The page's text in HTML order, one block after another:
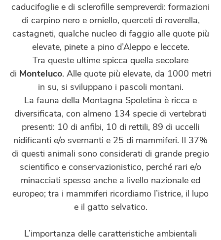
caducifoglie e di sclerofille sempreverdi: formazioni
di carpino nero e orniello, querceti di roverella,
castagneti, qualche nucleo di faggio alle quote più
elevate, pinete a pino d’Aleppo e leccete.
Tra queste ultime spicca quella secolare
di Monteluco. Alle quote più elevate, da 1000 metri
in su, si sviluppano i pascoli montani.
La fauna della Montagna Spoletina è ricca e
diversificata, con almeno 134 specie di vertebrati
presenti: 10 di anfibi, 10 di rettili, 89 di uccelli
nidificanti e/o svernanti e 25 di mammiferi. Il 37%
di questi animali sono considerati di grande pregio
scientifico e conservazionistico, perché rari e/o
minacciati spesso anche a livello nazionale ed
europeo; tra i mammiferi ricordiamo l’istrice, il lupo
e il gatto selvatico.
L’importanza delle caratteristiche ambientali